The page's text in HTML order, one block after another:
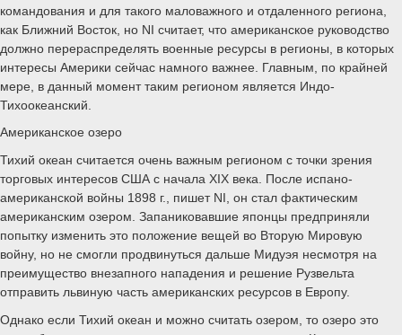
командования и для такого маловажного и отдаленного региона,
как Ближний Восток, но NI считает, что американское руководство
должно перераспределять военные ресурсы в регионы, в которых
интересы Америки сейчас намного важнее. Главным, по крайней
мере, в данный момент таким регионом является Индо-
Тихоокеанский.
Американское озеро
Тихий океан считается очень важным регионом с точки зрения
торговых интересов США с начала XIX века. После испано-
американской войны 1898 г., пишет NI, он стал фактическим
американским озером. Запаниковавшие японцы предприняли
попытку изменить это положение вещей во Вторую Мировую
войну, но не смогли продвинуться дальше Мидуэя несмотря на
преимущество внезапного нападения и решение Рузвельта
отправить львиную часть американских ресурсов в Европу.
Однако если Тихий океан и можно считать озером, то озеро это